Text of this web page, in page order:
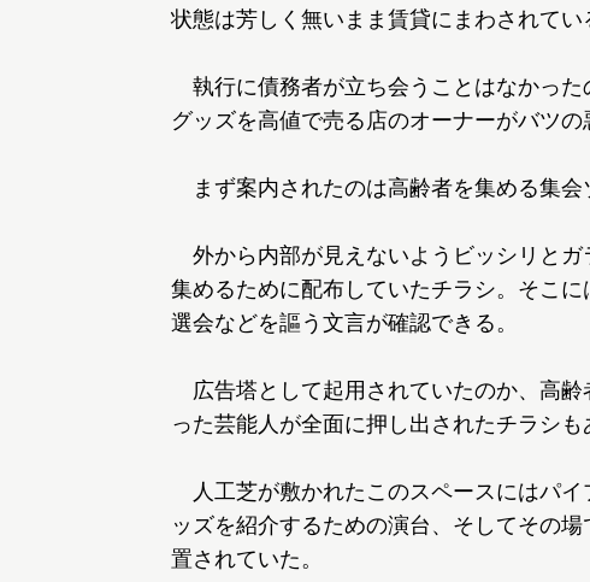
状態は芳しく無いまま賃貸にまわされてい
執行に債務者が立ち会うことはなかっ
グッズを高値で売る店のオーナーがバツの
まず案内されたのは高齢者を集める集会
外から内部が見えないようビッシリと
集めるために配布していたチラシ。そこ
選会などを謳う文言が確認できる。
広告塔として起用されていたのか、高
った芸能人が全面に押し出されたチラシも
人工芝が敷かれたこのスペースにはパ
ッズを紹介するための演台、そしてその
置されていた。